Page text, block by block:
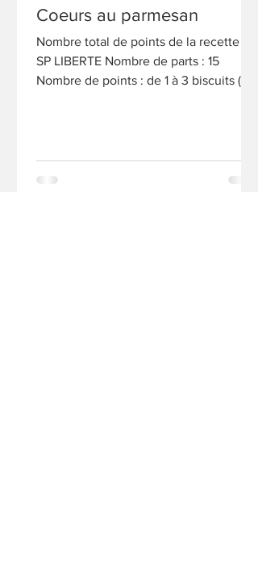
Coeurs au parmesan
Nombre total de points de la recette : 5
SP LIBERTE Nombre de parts : 15
Nombre de points : de 1 à 3 biscuits (1